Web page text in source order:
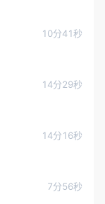
10分41秒
14分29秒
14分16秒
7分56秒